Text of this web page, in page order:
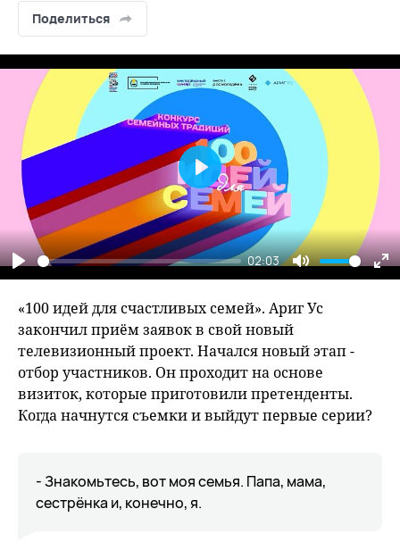
Поделиться
Play
02:03
Mute
Play
«100 идей для счастливых семей». Ариг Ус
закончил приём заявок в свой новый
телевизионный проект. Начался новый этап -
отбор участников. Он проходит на основе
визиток, которые приготовили претенденты.
Когда начнутся съемки и выйдут первые серии?
- Знакомьтесь, вот моя семья. Папа, мама,
сестрёнка и, конечно, я.